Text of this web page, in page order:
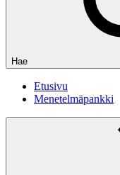
Hae
Etusivu
Menetelmäpankki